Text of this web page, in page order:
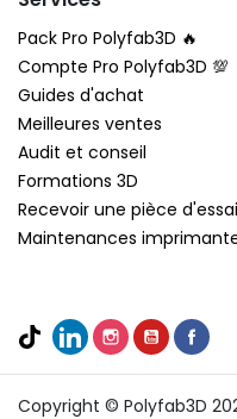
Pack Pro Polyfab3D 🔥
Compte Pro Polyfab3D 💯
Guides d'achat
Meilleures ventes
Audit et conseil
Formations 3D
Recevoir une pièce d'essai
Maintenances
Copyright © Polyfab3D